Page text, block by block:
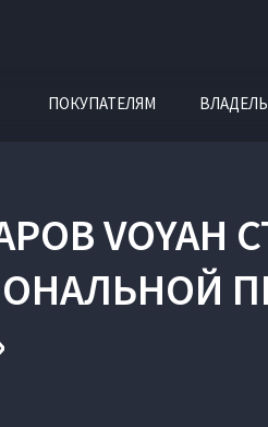
ПОКУПАТЕЛЯМ
VOYAH